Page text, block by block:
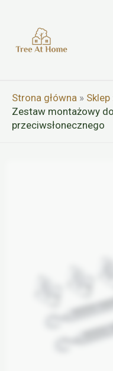
Strona główna » Sklep
Zestaw montażowy
przeciwsłonecznego